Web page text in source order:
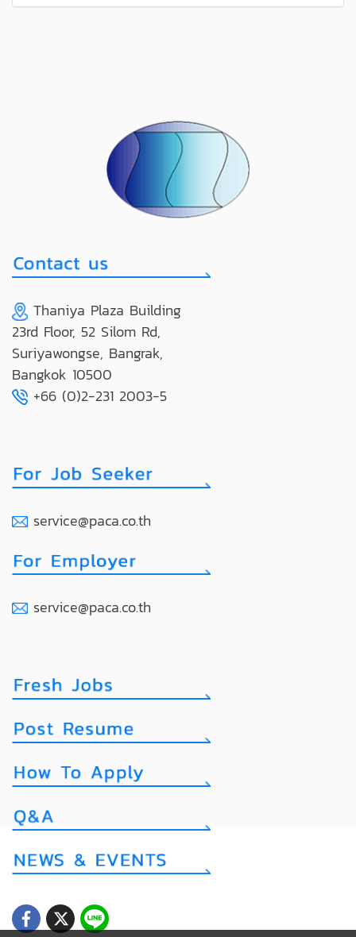
Thaniya Plaza Building
23rd Floor, 52 Silom Rd,
Suriyawongse, Bangrak,
Bangkok 10500
+66 (0)2-231 2003-5
service@paca.co.th
service@paca.co.th